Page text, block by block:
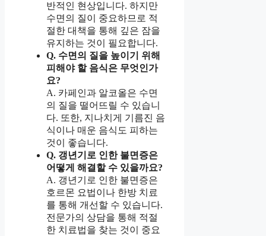
반적인 현상입니다. 하지만
수면의 질이 중요하므로 적
절한 대책을 통해 깊은 잠을
유지하는 것이 필요합니다.
Q. 수면의 질을 높이기 위해
피해야 할 음식은 무엇인가
요?
A. 카페인과 알코올은 수면
의 질을 떨어뜨릴 수 있습니
다. 또한, 지나치게 기름진 음
식이나 매운 음식도 피하는
것이 좋습니다.
Q. 갱년기로 인한 불면증은
어떻게 해결할 수 있을까요?
A. 갱년기로 인한 불면증은
호르몬 요법이나 한방 치료
를 통해 개선할 수 있습니다.
전문가의 상담을 통해 적절
한 치료법을 찾는 것이 중요